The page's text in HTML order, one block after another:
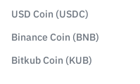
USD Coin (USDC)
Binance Coin (BNB)
Bitkub Coin (KUB)